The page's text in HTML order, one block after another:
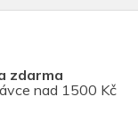
zdarma
nad 1500 Kč